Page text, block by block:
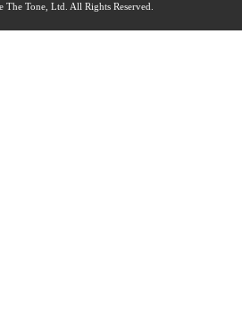
Tone, Ltd. All Rights Reserved.